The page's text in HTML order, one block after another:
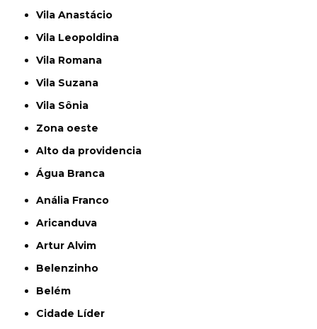
Vila Anastácio
Vila Leopoldina
Vila Romana
Vila Suzana
Vila Sônia
Zona oeste
alto da providencia
Água Branca
Anália Franco
Aricanduva
Artur Alvim
Belenzinho
Belém
Cidade Líder